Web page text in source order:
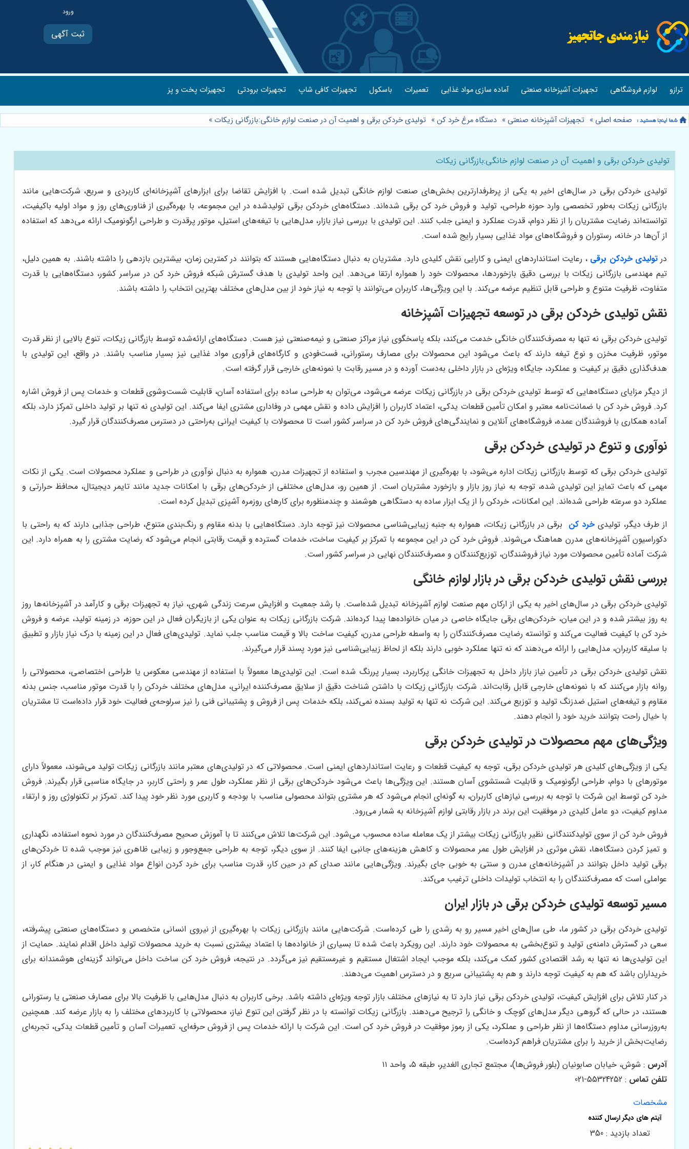
ثبت آگهی
ترازو لوازم فروشگاهی تجهیزات آشپزخانه صنعتی آماده سازی مواد غذایی تعمیرات باسکول تجهیزات کافی شاپ تجهیزات برودتی تجهیزات پخت و پز
صفحه اصلی » تجهیزات آشپزخانه صنعتی » دستگاه مرغ خرد کن» تولیدی خردکن برقی و اهمیت آن در صنعت لوازم خانگی:بازرگانی زیکات »
تولیدی خردکن برقی و اهمیت آن در صنعت لوازم خانگی:بازرگانی زیکات
تولیدی خردکن برقی در سال‌های اخیر به یکی از پرطرفدارترین بخش‌های صنعت لوازم خانگی تبدیل شده است. با افزایش تقاضا برای ابزارهای آشپزخانه‌ای کاربردی و سریع، شرکت‌هایی مانند
بازرگانی زیکات به‌طور تخصصی وارد حوزه طراحی، تولید و فروش خرد کن برقی شده‌اند. دستگاه‌های خردکن برقی تولیدشده در این مجموعه، با بهره‌گیری از فناوری‌های روز و مواد اولیه باکیفیت،
توانسته‌اند رضایت مشتریان را از نظر دوام، قدرت عملکرد و ایمنی جلب کنند. این تولیدی با بررسی نیاز بازار، مدل‌هایی با تیغه‌های استیل، موتور پرقدرت و طراحی ارگونومیک ارائه می‌دهد که استفاده
از آن‌ها در خانه، رستوران و فروشگاه‌های مواد غذایی بسیار رایج شده است.
در تولیدی خردکن برقی ، رعایت استانداردهای ایمنی و کارایی نقش کلیدی دارد. مشتریان به دنبال دستگاه‌هایی هستند که بتوانند در کمترین زمان، بیشترین بازدهی را داشته باشند. به همین دلیل،
تیم مهندسی بازرگانی زیکات با بررسی دقیق بازخوردها، محصولات خود را همواره ارتقا می‌دهد. این واحد تولیدی با هدف گسترش شبکه فروش خرد کن در سراسر کشور، دستگاه‌هایی با قدرت
متفاوت، ظرفیت متنوع و طراحی قابل تنظیم عرضه می‌کند. با این ویژگی‌ها، کاربران می‌توانند با توجه به نیاز خود از بین مدل‌های مختلف بهترین انتخاب را داشته باشند.
نقش تولیدی خردکن برقی در توسعه تجهیزات آشپزخانه
تولیدی خردکن برقی نه تنها به مصرف‌کنندگان خانگی خدمت می‌کند، بلکه پاسخگوی نیاز مراکز صنعتی و نیمه‌صنعتی نیز هست. دستگاه‌های ارائه‌شده توسط بازرگانی زیکات، تنوع بالایی از نظر قدرت
موتور، ظرفیت مخزن و نوع تیغه دارند که باعث می‌شود این محصولات برای مصارف رستورانی، فست‌فودی و کارگاه‌های فرآوری مواد غذایی نیز بسیار مناسب باشند. در واقع، این تولیدی با
هدف‌گذاری دقیق بر کیفیت و عملکرد، جایگاه ویژه‌ای در بازار داخلی به‌دست آورده و در مسیر رقابت با نمونه‌های خارجی قرار گرفته است.
از دیگر مزایای دستگاه‌هایی که توسط تولیدی خردکن برقی در بازرگانی زیکات عرضه می‌شود، می‌توان به طراحی ساده برای استفاده آسان، قابلیت شست‌وشوی قطعات و خدمات پس از فروش اشاره
کرد. فروش خرد کن با ضمانت‌نامه معتبر و امکان تأمین قطعات یدکی، اعتماد کاربران را افزایش داده و نقش مهمی در وفاداری مشتری ایفا می‌کند. این تولیدی نه تنها بر تولید داخلی تمرکز دارد، بلکه
آماده همکاری با فروشندگان عمده، فروشگاه‌های آنلاین و نمایندگی‌های فروش خرد کن در سراسر کشور است تا محصولات با کیفیت ایرانی به‌راحتی در دسترس مصرف‌کنندگان قرار گیرد.
نوآوری و تنوع در تولیدی خردکن برقی
تولیدی خردکن برقی که توسط بازرگانی زیکات اداره می‌شود، با بهره‌گیری از مهندسین مجرب و استفاده از تجهیزات مدرن، همواره به دنبال نوآوری در طراحی و عملکرد محصولات است. یکی از نکات
مهمی که باعث تمایز این تولیدی شده، توجه به نیاز روز بازار و بازخورد مشتریان است. از همین رو، مدل‌های مختلفی از خردکن‌های برقی با امکانات جدید مانند تایمر دیجیتال، محافظ حرارتی و
عملکرد دو سرعته طراحی شده‌اند. این امکانات، خردکن را از یک ابزار ساده به دستگاهی هوشمند و چندمنظوره برای کارهای روزمره آشپزی تبدیل کرده است.
از طرف دیگر، تولیدی خرد کن برقی در بازرگانی زیکات، همواره به جنبه زیبایی‌شناسی محصولات نیز توجه دارد. دستگاه‌هایی با بدنه مقاوم و رنگ‌بندی متنوع، طراحی جذابی دارند که به راحتی با
دکوراسیون آشپزخانه‌های مدرن هماهنگ می‌شوند. فروش خرد کن در این مجموعه با تمرکز بر کیفیت ساخت، خدمات گسترده و قیمت رقابتی انجام می‌شود که رضایت مشتری را به همراه دارد. این
شرکت آماده تأمین محصولات مورد نیاز فروشندگان، توزیع‌کنندگان و مصرف‌کنندگان نهایی در سراسر کشور است.
بررسی نقش تولیدی خردکن برقی در بازار لوازم خانگی
تولیدی خردکن برقی در سال‌های اخیر به یکی از ارکان مهم صنعت لوازم آشپزخانه تبدیل شده‌است. با رشد جمعیت و افزایش سرعت زندگی شهری، نیاز به تجهیزات برقی و کارآمد در آشپزخانه‌ها روز
به روز بیشتر شده و در این میان، خردکن‌های برقی جایگاه خاصی در میان خانواده‌ها پیدا کرده‌اند. شرکت بازرگانی زیکات به عنوان یکی از بازیگران فعال در این حوزه، در زمینه تولید، عرضه و فروش
خرد کن با کیفیت فعالیت می‌کند و توانسته رضایت مصرف‌کنندگان را به واسطه طراحی مدرن، کیفیت ساخت بالا و قیمت مناسب جلب نماید. تولیدی‌های فعال در این زمینه با درک نیاز بازار و تطبیق
با سلیقه کاربران، مدل‌هایی را ارائه می‌دهند که نه تنها عملکرد خوبی دارند بلکه از لحاظ زیبایی‌شناسی نیز مورد پسند قرار می‌گیرند.
نقش تولیدی خردکن برقی در تأمین نیاز بازار داخل به تجهیزات خانگی پرکاربرد، بسیار پررنگ شده است. این تولیدی‌ها معمولاً با استفاده از مهندسی معکوس یا طراحی اختصاصی، محصولاتی را
روانه بازار می‌کنند که با نمونه‌های خارجی قابل رقابت‌اند. شرکت بازرگانی زیکات با داشتن شناخت دقیق از سلایق مصرف‌کننده ایرانی، مدل‌های مختلف خردکن را با قدرت موتور مناسب، جنس بدنه
مقاوم و تیغه‌های استیل ضدزنگ تولید و توزیع می‌کند. این شرکت نه تنها به تولید بسنده نمی‌کند، بلکه خدمات پس از فروش و پشتیبانی فنی را نیز سرلوحه‌ی فعالیت خود قرار داده‌است تا مشتریان
با خیال راحت بتوانند خرید خود را انجام دهند.
ویژگی‌های مهم محصولات در تولیدی خردکن برقی
یکی از ویژگی‌های کلیدی هر تولیدی خردکن برقی، توجه به کیفیت قطعات و رعایت استانداردهای ایمنی است. محصولاتی که در تولیدی‌های معتبر مانند بازرگانی زیکات تولید می‌شوند، معمولاً دارای
موتورهای با دوام، طراحی ارگونومیک و قابلیت شستشوی آسان هستند. این ویژگی‌ها باعث می‌شود خردکن‌های برقی از نظر عملکرد، طول عمر و راحتی کاربر، در جایگاه مناسبی قرار بگیرند. فروش
خرد کن توسط این شرکت با توجه به بررسی نیازهای کاربران، به گونه‌ای انجام می‌شود که هر مشتری بتواند محصولی مناسب با بودجه و کاربری مورد نظر خود پیدا کند. تمرکز بر تکنولوژی روز و ارتقاء
مداوم کیفیت، دو عامل کلیدی در موفقیت این برند در بازار رقابتی لوازم آشپزخانه به شمار می‌رود.
فروش خرد کن از سوی تولیدکنندگانی نظیر بازرگانی زیکات بیشتر از یک معامله ساده محسوب می‌شود. این شرکت‌ها تلاش می‌کنند تا با آموزش صحیح مصرف‌کنندگان در مورد نحوه استفاده، نگهداری
و تمیز کردن دستگاه‌ها، نقش موثری در افزایش طول عمر محصولات و کاهش هزینه‌های جانبی ایفا کنند. از سوی دیگر، توجه به طراحی جمع‌وجور و زیبایی ظاهری نیز موجب شده تا خردکن‌های
برقی تولید داخل بتوانند در آشپزخانه‌های مدرن و سنتی به خوبی جای بگیرند. ویژگی‌هایی مانند صدای کم در حین کار، قدرت مناسب برای خرد کردن انواع مواد غذایی و ایمنی در هنگام کار، از
عواملی است که مصرف‌کنندگان را به انتخاب تولیدات داخلی ترغیب می‌کند.
مسیر توسعه تولیدی خردکن برقی در بازار ایران
تولیدی خردکن برقی در کشور ما، طی سال‌های اخیر مسیر رو به رشدی را طی کرده‌است. شرکت‌هایی مانند بازرگانی زیکات با بهره‌گیری از نیروی انسانی متخصص و دستگاه‌های صنعتی پیشرفته،
سعی در گسترش دامنه‌ی تولید و تنوع‌بخشی به محصولات خود دارند. این رویکرد باعث شده تا بسیاری از خانواده‌ها با اعتماد بیشتری نسبت به خرید محصولات تولید داخل اقدام نمایند. حمایت از
این تولیدی‌ها نه تنها به رشد اقتصادی کشور کمک می‌کند، بلکه موجب ایجاد اشتغال مستقیم و غیرمستقیم نیز می‌گردد. در نتیجه، فروش خرد کن ساخت داخل می‌تواند گزینه‌ای هوشمندانه برای
خریداران باشد که هم به کیفیت توجه دارند و هم به پشتیبانی سریع و در دسترس اهمیت می‌دهند.
در کنار تلاش برای افزایش کیفیت، تولیدی خردکن برقی نیاز دارد تا به نیازهای مختلف بازار توجه ویژه‌ای داشته باشد. برخی کاربران به دنبال مدل‌هایی با ظرفیت بالا برای مصارف صنعتی یا رستورانی
هستند، در حالی که گروهی دیگر مدل‌های کوچک و خانگی را ترجیح می‌دهند. بازرگانی زیکات توانسته با در نظر گرفتن این تنوع نیاز، محصولاتی با کاربردهای مختلف را به بازار عرضه کند. همچنین
به‌روزرسانی مداوم دستگاه‌ها از نظر طراحی و عملکرد، یکی از رموز موفقیت در فروش خرد کن است. این شرکت با ارائه خدمات پس از فروش حرفه‌ای، تعمیرات آسان و تأمین قطعات یدکی، تجربه‌ای
رضایت‌بخش از خرید را برای مشتریان فراهم کرده‌است.
آدرس : شوش، خیابان صابونیان (بلور فروش‌ها)، مجتمع تجاری الغدیر، طبقه ۵، واحد ۱۱
تلفن تماس : 55324252-021
مشخصات
تعداد بازدید : 350